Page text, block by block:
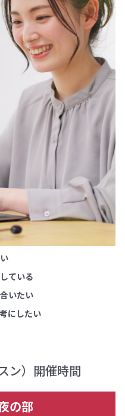
ている
いたい
にしたい
ン）開催時間
の部